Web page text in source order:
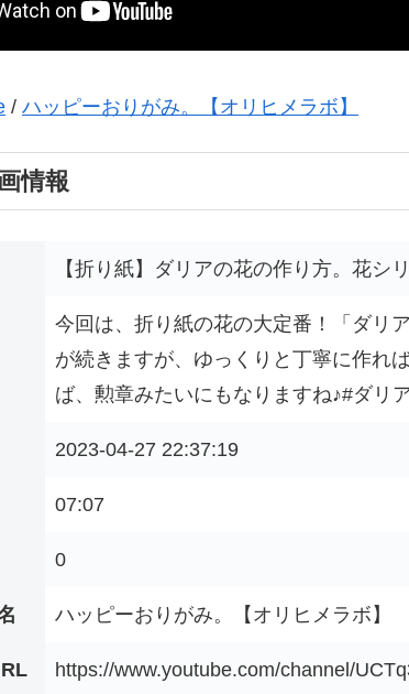
/ ハッピーおりがみ。【オリヒメラボ】
情報
【折り紙】ダリアの花の作り方。花シ
今回は、折り紙の花の大定番！「ダリ
が続きますが、ゆっくりと丁寧に作れ
ば、勲章みたいにもなりますね♪#ダ
2023-04-27 22:37:19
07:07
0
ハッピーおりがみ。【オリヒメラボ】
https://www.youtube.com/channel/